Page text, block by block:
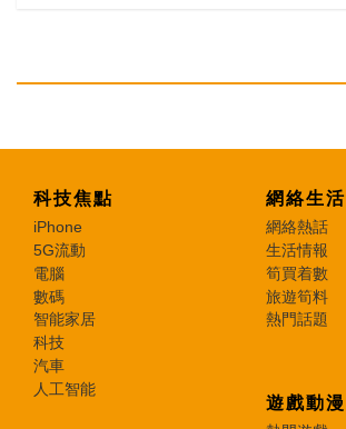
科技焦點
iPhone
5G流動
電腦
數碼
智能家居
科技
汽車
人工智能
網絡生活
網絡熱話
生活情報
筍買着數
旅遊筍料
熱門話題
遊戲動漫